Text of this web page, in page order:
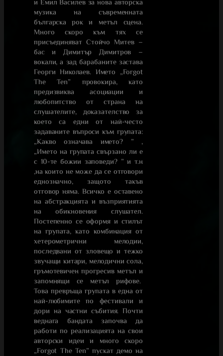
и Емил Василев за нова авторска
музика на съвременната
българска рок и метъл сцена.
Много скоро към тях се
присъединяват Стойчо Митев –
бас и Димитър Димитров –
вокали, а зад барабаните застава
Георги Николаев. Името „Forgot
The Ten” провокира, като
предизвиква асоциации и
любопитство от страна на
слушателите, доказателство за
което са едни от най-често
задаваните въпроси към групата:
„Какво означава името? ” ,
„Името на групата свързано ли е
с 10-те божии заповеди? ” и т.н
,на които не може да се отговори
еднозначно, защото такъв
отговор няма. Всичко е оставено
на абстракцията и възприятията
на обикновения слушател.
Постепенно се оформя и стилът
на групата, като комбинация от
хетерометрични мелодии,
последвани от зловещо и тежко
звучащи китари, мелодични сола,
гръмотевичен прогресив метъл и
запомнящи се метъл рифове.
Това превръща групата в една от
най-любимите по фестивали и
дори на частни събития. Почти
веднага бандата започва да
работи по реализацията на свои
авторски идеи и много скоро
„Forgot The Ten” пускат демо на